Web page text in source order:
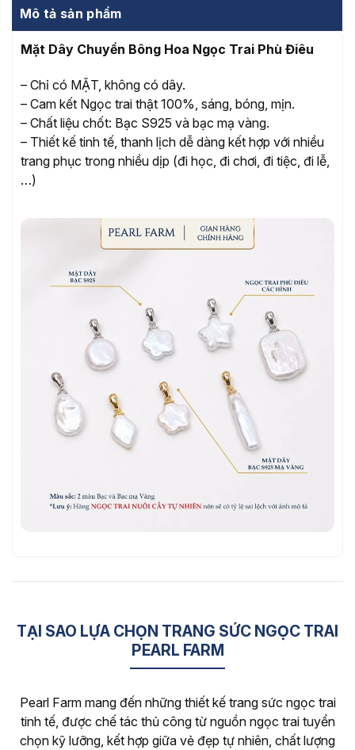
Mô tả sản phẩm
Mặt Dây Chuyền Bông Hoa Ngọc Trai Phù Điêu
– Chỉ có MẶT, không có dây.
– Cam kết Ngọc trai thật 100%, sáng, bóng, mịn.
– Chất liệu chốt: Bạc S925 và bạc mạ vàng.
– Thiết kế tinh tế, thanh lịch dễ dàng kết hợp với nhiều
trang phục trong nhiều dịp (đi học, đi chơi, đi tiệc, đi lễ,
…)
TẠI SAO LỰA CHỌN TRANG SỨC NGỌC TRAI
PEARL FARM
Pearl Farm mang đến những thiết kế trang sức ngọc trai
tinh tế, được chế tác thủ công từ nguồn ngọc trai tuyển
chọn kỹ lưỡng, kết hợp giữa vẻ đẹp tự nhiên, chất lượng